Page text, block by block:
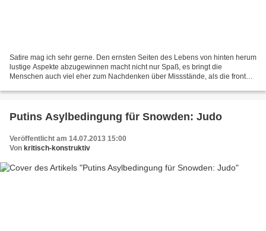
Satire mag ich sehr gerne. Den ernsten Seiten des Lebens von hinten herum
lustige Aspekte abzugewinnen macht nicht nur Spaß, es bringt die
Menschen auch viel eher zum Nachdenken über Missstände, als die frontale
Putins Asylbedingung für Snowden: Judo
Veröffentlicht am 14.07.2013 15:00
Von kritisch-konstruktiv